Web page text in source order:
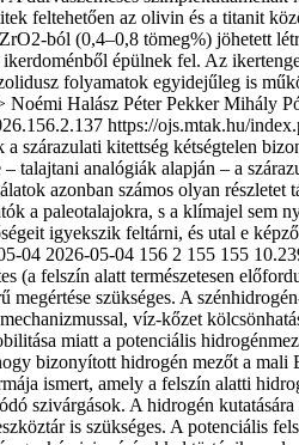
feltehetően az olivin és a titanit
ból (0,4–0,8 tömeg%) jöhetett
épülnek fel. Az
folyamatok egyidejűleg is
Noémi Halász Péter Pekker Mihály
https://ojs.mtak.hu/
szárazulati kitettség kétségtelen
analógiák alapján – a
azonban számos olyan
a paleotalajokra, s a klímajel
igyekszik feltárni, és utal e
04 2026-05-04 156 2 155 155
(a felszín alatt természetesen
szükséges. A
víz-kőzet
miatt a potenciális
bizonyított hidrogén mezőt a
ismert, amely a felszín alatti
szivárgások. A hidrogén
is szükséges. A potenciális